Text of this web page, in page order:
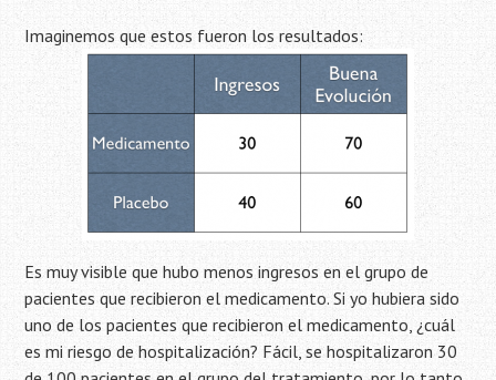
Imaginemos que estos fueron los resultados:
Es muy visible que hubo menos ingresos en el grupo de
pacientes que recibieron el medicamento. Si yo hubiera sido
uno de los pacientes que recibieron el medicamento, ¿cuál
es mi riesgo de hospitalización? Fácil, se hospitalizaron 30